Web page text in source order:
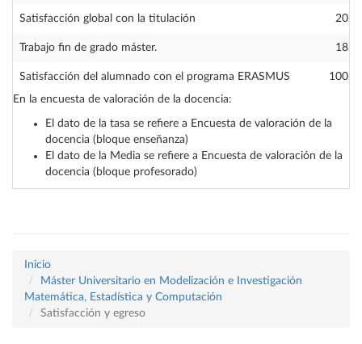
Satisfacción global con la titulación
Trabajo fin de grado máster.
Satisfacción del alumnado con el programa ERASMUS
En la encuesta de valoración de la docencia:
El dato de la tasa se refiere a Encuesta de valoración de la
docencia (bloque enseñanza)
El dato de la Media se refiere a Encuesta de valoración de la
docencia (bloque profesorado)
Inicio
Máster Universitario en Modelización e Investigación
Matemática, Estadística y Computación
Satisfacción y egreso